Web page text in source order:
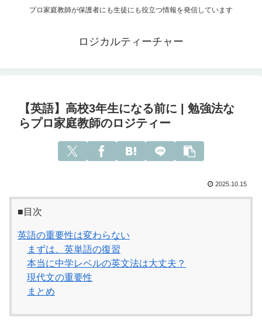
プロ家庭教師が保護者にも生徒にも役立つ情報を発信しています
ロジカルティーチャー
【英語】高校3年生になる前に | 勉強法な
らプロ家庭教師のロジティー
2025.10.15
■目次
英語の重要性は変わらない
まずは、英単語の復習
本当に中学レベルの英文法は大丈夫？
現代文の重要性
まとめ